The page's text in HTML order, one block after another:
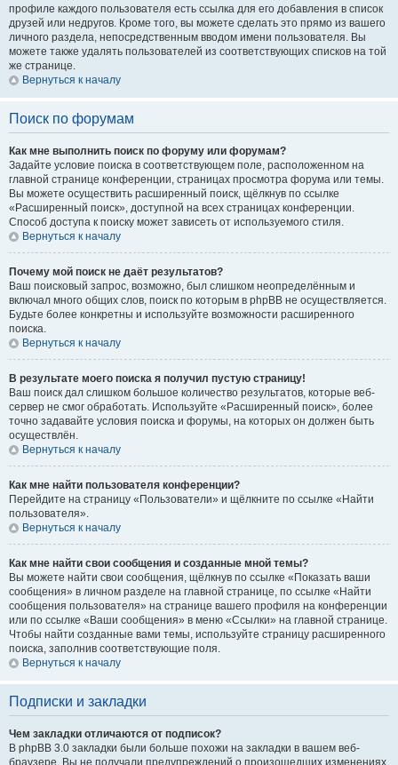
профиле каждого пользователя есть ссылка для его добавления в список
друзей или недругов. Кроме того, вы можете сделать это прямо из вашего
личного раздела, непосредственным вводом имени пользователя. Вы
можете также удалять пользователей из соответствующих списков на той
же странице.
Вернуться к началу
Поиск по форумам
Как мне выполнить поиск по форуму или форумам?
Задайте условие поиска в соответствующем поле, расположенном на
главной странице конференции, страницах просмотра форума или темы.
Вы можете осуществить расширенный поиск, щёлкнув по ссылке
«Расширенный поиск», доступной на всех страницах конференции.
Способ доступа к поиску может зависеть от используемого стиля.
Вернуться к началу
Почему мой поиск не даёт результатов?
Ваш поисковый запрос, возможно, был слишком неопределённым и
включал много общих слов, поиск по которым в phpBB не осуществляется.
Будьте более конкретны и используйте возможности расширенного
поиска.
Вернуться к началу
В результате моего поиска я получил пустую страницу!
Ваш поиск дал слишком большое количество результатов, которые веб-
сервер не смог обработать. Используйте «Расширенный поиск», более
точно задавайте условия поиска и форумы, на которых он должен быть
осуществлён.
Вернуться к началу
Как мне найти пользователя конференции?
Перейдите на страницу «Пользователи» и щёлкните по ссылке «Найти
пользователя».
Вернуться к началу
Как мне найти свои сообщения и созданные мной темы?
Вы можете найти свои сообщения, щёлкнув по ссылке «Показать ваши
сообщения» в личном разделе на главной странице, по ссылке «Найти
сообщения пользователя» на странице вашего профиля на конференции
или по ссылке «Ваши сообщения» в меню «Ссылки» на главной странице.
Чтобы найти созданные вами темы, используйте страницу расширенного
поиска, заполнив соответствующие поля.
Вернуться к началу
Подписки и закладки
Чем закладки отличаются от подписок?
В phpBB 3.0 закладки были больше похожи на закладки в вашем веб-
браузере. Вы не получали предупреждений о произошедших изменениях.